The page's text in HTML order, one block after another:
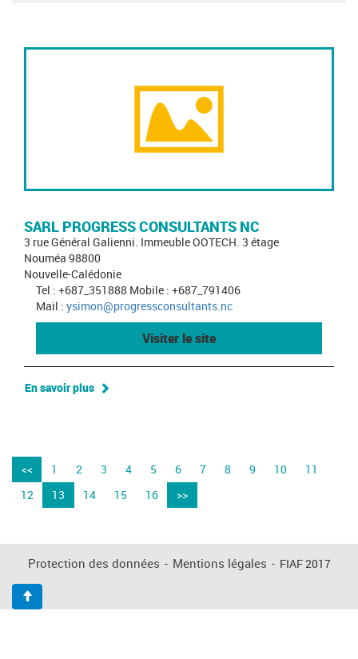
SARL PROGRESS CONSULTANTS NC
3 rue Général Galienni. Immeuble OOTECH. 3 étage
Nouméa 98800
Nouvelle-Calédonie
Tel : +687_351888 Mobile : +687_791406
Mail : ysimon@progressconsultants.nc
Visiter le site
En savoir plus
<< 1 2 3 4 5 6 7 8 9 10
11
12
13 14 15 16 >>
Protection des données - Mentions légales - FIAF 2017